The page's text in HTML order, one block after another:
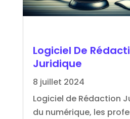
Logiciel De
Juridique
8 juillet 2024
Logiciel de Rédaction
du numérique, les